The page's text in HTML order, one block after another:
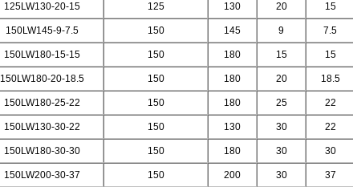
125LW130-20-15 125 130 20 15
150LW145-9-7.5 150 145 9 7.5
150LW180-15-15 150 180 15 15
150LW180-20-18.5 150 180 20 18.5
150LW180-25-22 150 180 25 22
150LW130-30-22 150 130 30 22
150LW180-30-30 150 180 30 30
150LW200-30-37 150 200 30 37